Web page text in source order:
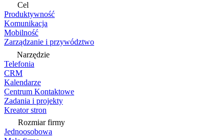
Cel
Produktywność
Komunikacja
Mobilność
Zarządzanie i przywództwo
Narzędzie
Telefonia
CRM
Kalendarze
Centrum Kontaktowe
Zadania i projekty
Kreator stron
Rozmiar firmy
Jednoosobowa